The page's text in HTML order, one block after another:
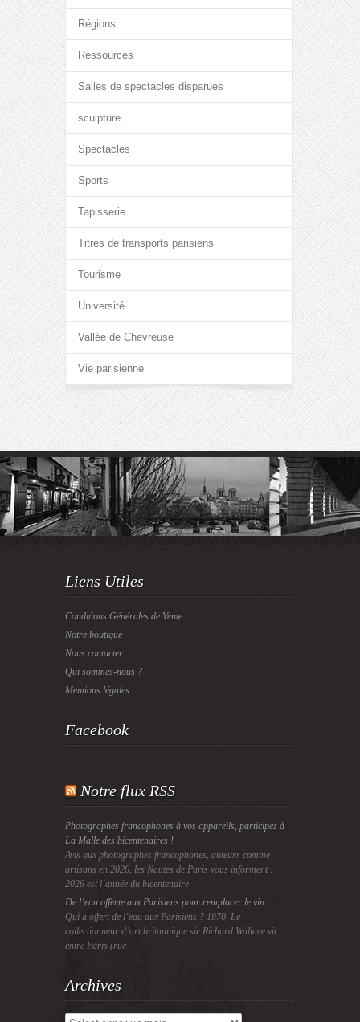
Régions
Ressources
Salles de spectacles disparues
sculpture
Spectacles
Sports
Tapisserie
Titres de transports parisiens
Tourisme
Université
Vallée de Chevreuse
Vie parisienne
Liens Utiles
Conditions Générales de Vente
Notre boutique
Nous contacter
Qui sommes-nous ?
Mentions légales
Facebook
Notre flux RSS
Photographes francophones à vos appareils, participez à
La Malle des bicentenaires !
Avis aux photographes francophones, auteurs comme
artisans en 2026, les Nautes de Paris vous informent :
2026 est l’année du bicentenaire
De l’eau offerte aux Parisiens pour remplacer le vin
Qui a offert de l’eau aux Parisiens ? 1870, Le
collectionneur d’art britannique sir Richard Wallace vit
entre Paris (rue
Archives